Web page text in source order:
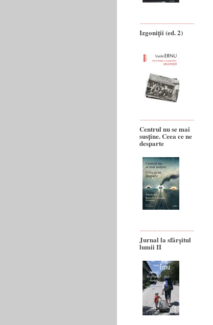
Izgoniții (ed. 2)
Centrul nu se mai
susține. Ceea ce ne
desparte
Jurnal la sfârșitul
lumii II